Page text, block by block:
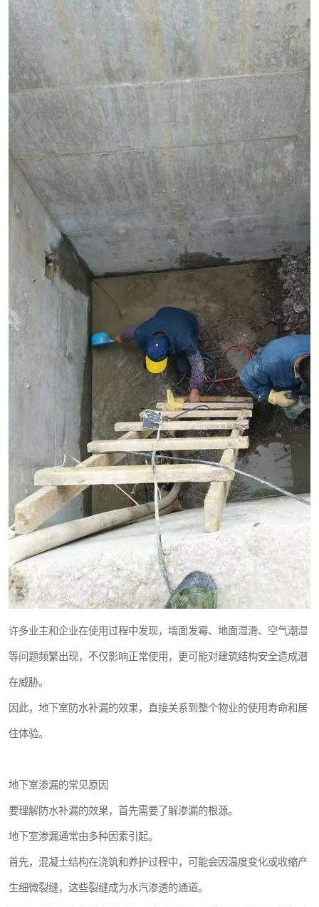
许多业主和企业在使用过程中发现，墙面发霉、地面湿滑、空气潮湿
等问题频繁出现，不仅影响正常使用，更可能对建筑结构安全造成潜
在威胁。
因此，地下室防水补漏的效果，直接关系到整个物业的使用寿命和居
住体验。
地下室渗漏的常见原因
要理解防水补漏的效果，首先需要了解渗漏的根源。
地下室渗漏通常由多种因素引起。
首先，混凝土结构在浇筑和养护过程中，可能会因温度变化或收缩产
生细微裂缝，这些裂缝成为水汽渗透的通道。